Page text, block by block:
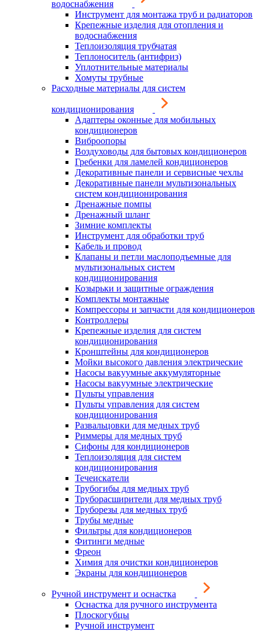
водоснабжения
Инструмент для монтажа труб и радиаторов
Крепежные изделия для отопления и
водоснабжения
Теплоизоляция трубчатая
Теплоноситель (антифриз)
Уплотнительные материалы
Хомуты трубные
Расходные материалы для систем
кондиционирования
Адаптеры оконные для мобильных
кондиционеров
Виброопоры
Воздуховоды для бытовых кондиционеров
Гребенки для ламелей кондиционеров
Декоративные панели и сервисные чехлы
Декоративные панели мультизональных
систем кондиционирования
Дренажные помпы
Дренажный шланг
Зимние комплекты
Инструмент для обработки труб
Кабель и провод
Клапаны и петли маслоподъемные для
мультизональных систем
кондиционирования
Козырьки и защитные ограждения
Комплекты монтажные
Компрессоры и запчасти для кондиционеров
Контроллеры
Крепежные изделия для систем
кондиционирования
Кронштейны для кондиционеров
Мойки высокого давления электрические
Насосы вакуумные аккумуляторные
Насосы вакуумные электрические
Пульты управления
Пульты управления для систем
кондиционирования
Развальцовки для медных труб
Риммеры для медных труб
Сифоны для кондиционеров
Теплоизоляция для систем
кондиционирования
Течеискатели
Трубогибы для медных труб
Труборасширители для медных труб
Труборезы для медных труб
Трубы медные
Фильтры для кондиционеров
Фитинги медные
Фреон
Химия для очистки кондиционеров
Экраны для кондиционеров
Ручной инструмент и оснастка
Оснастка для ручного инструмента
Плоскогубцы
Ручной инструмент